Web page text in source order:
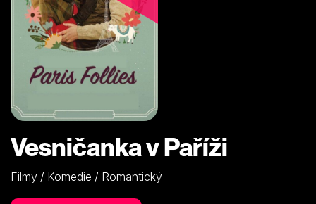
Vesničanka v Paříži
Filmy / Komedie / Romantický